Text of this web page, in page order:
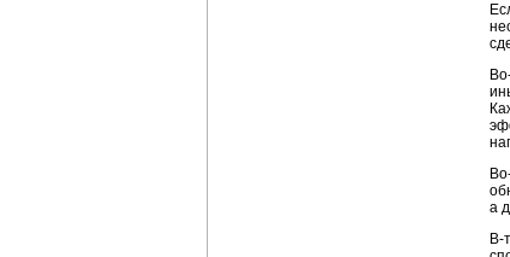
а
В-